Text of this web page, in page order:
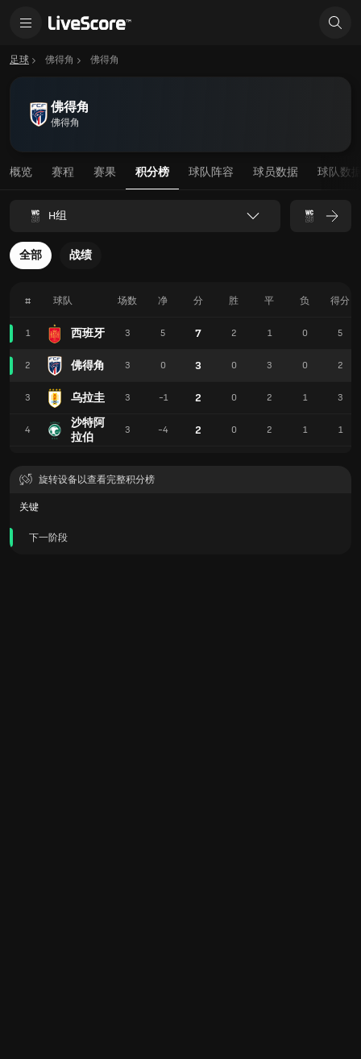
足球 佛得角 佛得角
佛得角
佛得角
概览 赛程 赛果 积分榜 球队阵容 球员数据 球队数
H组
全部 战绩
# 球队
1 西班牙
2 佛得角
3 乌拉圭
4
沙特阿
拉伯
场数 净 分 胜 平 负 得分
3 5 7 2 1 0 5
3 0 3 0 3 0 2
3 -1 2 0 2 1 3
3 -4 2 0 2 1 1
旋转设备以查看完整积分榜
关键
下一阶段